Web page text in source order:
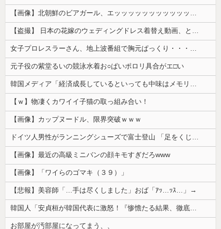
【画像】北朝鮮のビアガール、エッッッッッッッッッッッッッッッッッ！
【盗撮】 日本の花嫁のウェディングドレス着替え動画、とんでもない神乳だと海外で話題に
女子プロレスラーさん、地上波番組で胸元ぱっくり・・・（※画像あり）
元子役の紫堂るいの競泳水着お○ぱいポロリ具合がエ□い
韓国メディア「経済成長しているといっても中味はメモリ価格だけ。雇用増加見通しが半減してしまった」……韓国の内需不況は根強い状況っすね
【ｗ】物凄くカワイイ子猫の取っ組み合い！
【画像】カップヌードル、限界突破ｗｗｗ
ドイツ人男性がランニングシューズで富士登山 「足をくじいて動けない」
【画像】最近の高級ミニバンの顔キモすぎだろwww
【画像】「ワイらのゴマキ（３９）」
【悲報】美容師「…手は尽くしました」おば「ｱｯ…ｯｽ…」→
韓国人「安貞桓が韓国代表に激怒！『惨憺たる結果、徹底的な刷新が必要だ』と監督や協会を痛烈批判」
お部屋が汚部屋になってまう、、